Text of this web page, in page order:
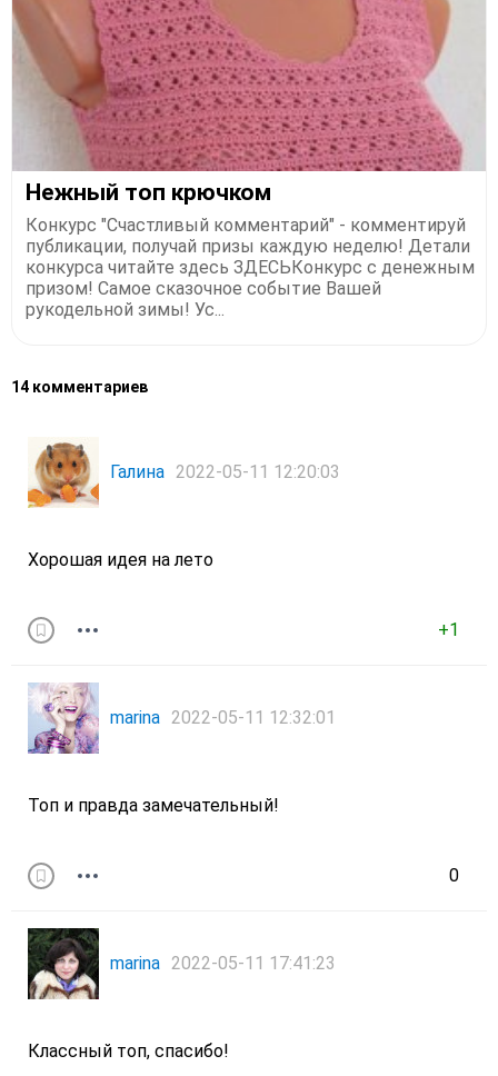
Нежный топ крючком
Конкурс "Счастливый комментарий" - комментируй
публикации, получай призы каждую неделю! Детали
конкурса читайте здесь ЗДЕСЬКонкурс с денежным
призом! Самое сказочное событие Вашей
рукодельной зимы! Ус...
14 комментариев
Галина 2022-05-11 12:20:03
+1
Хорошая идея на лето
marina 2022-05-11 12:32:01
0
Топ и правда замечательный!
marina 2022-05-11 17:41:23
Классный топ, спасибо!